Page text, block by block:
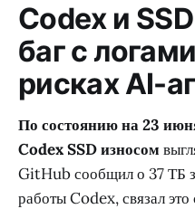
Codex и
баг с
рисках AI-
По состоянию на 23
Codex SSD износом
GitHub сообщил о 37 ТБ
работы Codex, связал